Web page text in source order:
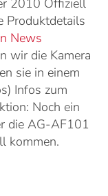
2010 Offiziell
Produktdetails
News
wir die Kamera
sie in einem
Infos zum
Noch ein
die AG-AF101
kommen.